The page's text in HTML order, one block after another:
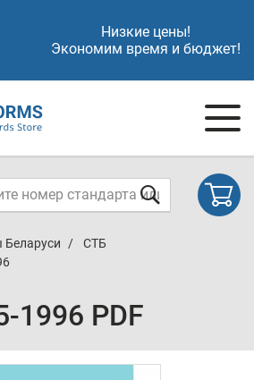
Низкие цены!
Экономим время и бюджет!
Беларуси
СТБ
1996 PDF